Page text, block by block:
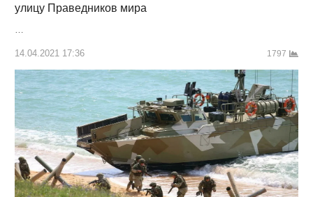
улицу Праведников мира
…
14.04.2021 17:36 1797